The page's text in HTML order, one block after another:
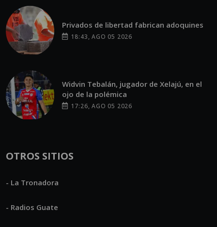
Privados de libertad fabrican adoquines
18:43, AGO 05 2026
Widvin Tebalán, jugador de Xelajú, en el
ojo de la polémica
17:26, AGO 05 2026
OTROS SITIOS
- La Tronadora
- Radios Guate